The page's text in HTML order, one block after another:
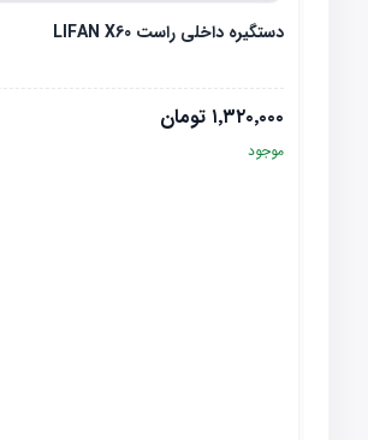
دستگیره داخلی راست LIFAN X60
۱٬۳۲۰٬۰۰۰ تومان
موجود